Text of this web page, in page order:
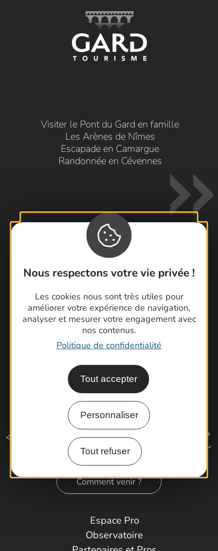
Nous respectons votre vie privée !
Les cookies nous sont très utiles pour
améliorer votre expérience de navigation,
analyser et mesurer votre engagement avec
nos contenus.
Politique de confidentialité
Tout accepter
Personnaliser
Tout refuser
Visiter le Pont du Gard en famille
Les Arènes de Nîmes
Escapade en Camargue
Randonnée en Cévennes
Contactez-nous !
Foire aux questions
Brochures
Cartoguides et Topoguides
Latitude Gard
Comment venir ?
Espace Pro
Observatoire